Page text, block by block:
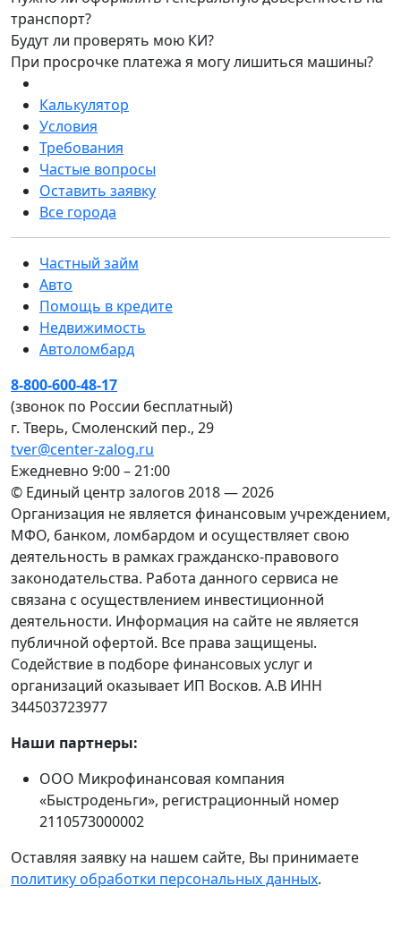
транспорт?
Будут ли проверять мою КИ?
При просрочке платежа я могу лишиться машины?
Калькулятор
Условия
Требования
Частые вопросы
Оставить заявку
Все города
Частный займ
Авто
Помощь в кредите
Недвижимость
Автоломбард
8-800-600-48-17
(звонок по России бесплатный)
г. Тверь, Смоленский пер., 29
tver@center-zalog.ru
Ежедневно 9:00 – 21:00
© Единый центр залогов 2018 — 2026
Организация не является финансовым учреждением,
МФО, банком, ломбардом и осуществляет свою
деятельность в рамках гражданско-правового
законодательства. Работа данного сервиса не
связана с осуществлением инвестиционной
деятельности. Информация на сайте не является
публичной офертой. Все права защищены.
Содействие в подборе финансовых услуг и
организаций оказывает ИП Восков. А.В ИНН
344503723977
Наши партнеры:
ООО Микрофинансовая компания
«Быстроденьги», регистрационный номер
2110573000002
Оставляя заявку на нашем сайте, Вы принимаете
политику обработки персональных данных.